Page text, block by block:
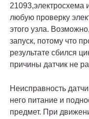
21093,электросхема
любую проверку
этого узла.
запуск, потому что
результате сбился
причины датчик не
Неисправность
него питание и
предмет. При